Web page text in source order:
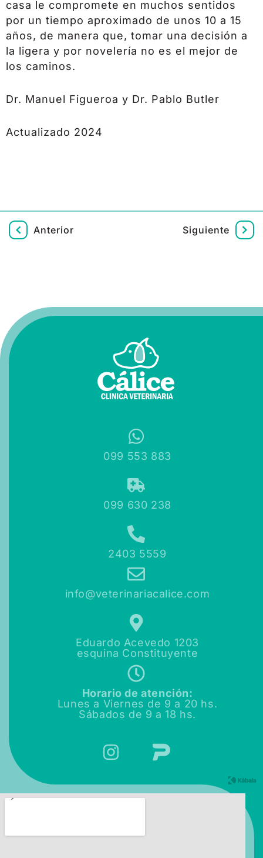
casa le compromete en muchos sentidos
por un tiempo aproximado de unos 10 a 15
años, de manera que, tomar una decisión a
la ligera y por novelería no es el mejor de
los caminos.
Dr. Manuel Figueroa y Dr. Pablo Butler
Actualizado 2024
Anterior Siguiente
099 553 883
099 630 238
2403 5559
info@veterinariacalice.com
Eduardo Acevedo 1203
esquina Constituyente
Horario de atención:
Lunes a Viernes de 9 a 20 hs.
Sábados de 9 a 18 hs.